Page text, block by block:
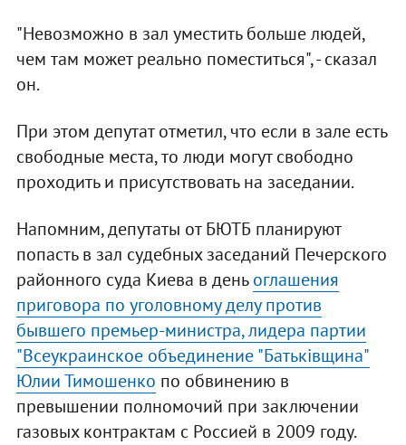
"Невозможно в зал уместить больше людей,
чем там может реально поместиться", - сказал
он.
При этом депутат отметил, что если в зале есть
свободные места, то люди могут свободно
проходить и присутствовать на заседании.
Напомним, депутаты от БЮТБ планируют
попасть в зал судебных заседаний Печерского
районного суда Киева в деньоглашения
приговора по уголовному делу против
бывшего премьер-министра, лидера партии
"Всеукраинское объединение "Батьківщина"
Юлии Тимошенко по обвинению в
превышении полномочий при заключении
газовых контрактам с Россией в 2009 году.